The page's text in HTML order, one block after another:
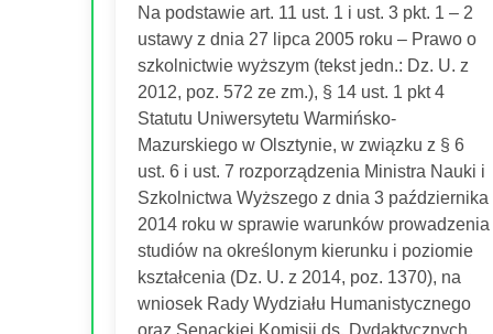
Na podstawie art. 11 ust. 1 i ust. 3 pkt. 1 – 2
ustawy z dnia 27 lipca 2005 roku – Prawo o
szkolnictwie wyższym (tekst jedn.: Dz. U. z
2012, poz. 572 ze zm.), § 14 ust. 1 pkt 4
Statutu Uniwersytetu Warmińsko-
Mazurskiego w Olsztynie, w związku z § 6
ust. 6 i ust. 7 rozporządzenia Ministra Nauki i
Szkolnictwa Wyższego z dnia 3 października
2014 roku w sprawie warunków prowadzenia
studiów na określonym kierunku i poziomie
kształcenia (Dz. U. z 2014, poz. 1370), na
wniosek Rady Wydziału Humanistycznego
oraz Senackiej Komisji ds. Dydaktycznych,